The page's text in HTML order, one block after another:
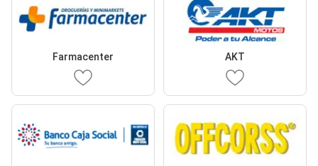
Farmacenter AKT